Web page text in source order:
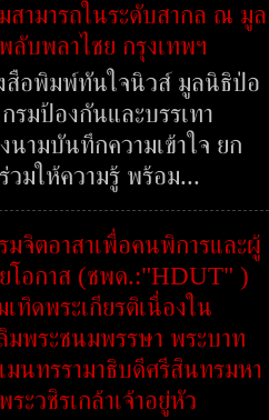
ามารถในระดับสากล ณ มูล
ลับพลาไชย กรุงเทพฯ
สือพิมพ์ทันใจนิวส์ มูลนิธิป่อ
รมป้องกันและบรรเทา
นามบันทึกความเข้าใจ ยก
มให้ความรู้ พร้อม...
มจิตอาสาเพื่อคนพิการและผู้
โอกาส (ชพด.:"HDUT" )
เทิดพระเกียรติเนื่องใน
มพระชนมพรรษา พระบาท
มนทรรามาธิบดีศรีสินทรมหา
ะวชิรเกล้าเจ้าอยู่หัว